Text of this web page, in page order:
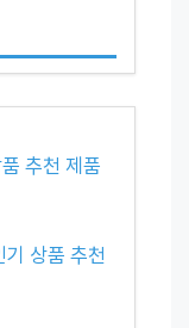
추천 제품
상품 추천